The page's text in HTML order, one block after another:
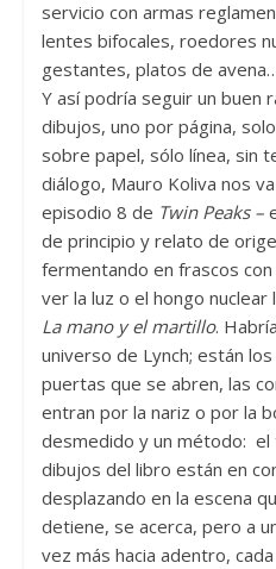
servicio con armas
lentes bifocales, roedores
gestantes, platos de
Y así podría seguir un buen
dibujos, uno por página,
sobre papel, sólo línea, sin
diálogo, Mauro Koliva nos
episodio 8 de Twin Peaks –
de principio y relato de
fermentando en frascos
ver la luz o el hongo
La mano y el martillo.
universo de Lynch; están
puertas que se abren, las
entran por la nariz o por la
desmedido y un método: el
dibujos del libro están en
desplazando en la escena
detiene, se acerca, pero a
vez más hacia adentro,